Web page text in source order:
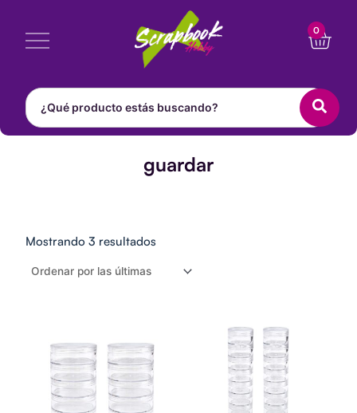
0
Cart
guardar
Mostrando 3 resultados
Jars
Small
cantidad